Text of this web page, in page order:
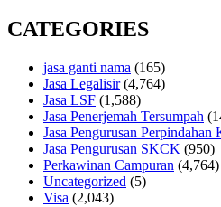
CATEGORIES
jasa ganti nama (165)
Jasa Legalisir(4,764)
Jasa LSF (1,588)
Jasa Penerjemah Tersumpah
Jasa Pengurusan Perpindahan
Jasa Pengurusan SKCK (950)
Perkawinan Campuran (4,764)
Uncategorized (5)
Visa (2,043)